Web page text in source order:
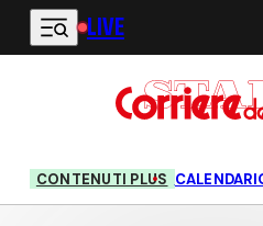
Vai al contenuto principale
LIVE
CONTENUTI PLUS